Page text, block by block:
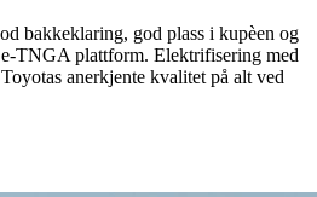
bakkeklaring, god plass i kupèen og
TNGA plattform. Elektrifisering med
anerkjente kvalitet på alt ved